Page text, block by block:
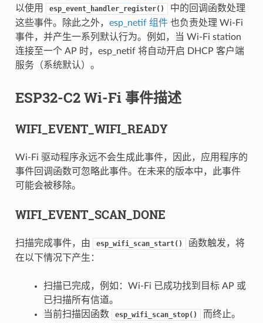
以使用
esp_event_handler_register()
中的回调函数处理
这些事件。除此之外， esp_netif 组件也负责处理 Wi-Fi
事件，并产生一系列默认行为。例如，当 Wi-Fi station
连接至一个 AP 时，esp_netif 将自动开启 DHCP 客户端
服务（系统默认）。
ESP32-C2 Wi-Fi 事件描述
WIFI_EVENT_WIFI_READY
Wi-Fi 驱动程序永远不会生成此事件，因此，应用程序的
事件回调函数可忽略此事件。在未来的版本中，此事件
可能会被移除。
WIFI_EVENT_SCAN_DONE
扫描完成事件，由 esp_wifi_scan_start()
函数触发，将
在以下情况下产生：
扫描已完成，例如：Wi-Fi 已成功找到目标 AP 或
已扫描所有信道。
当前扫描因函数
esp_wifi_scan_stop()
而终止。